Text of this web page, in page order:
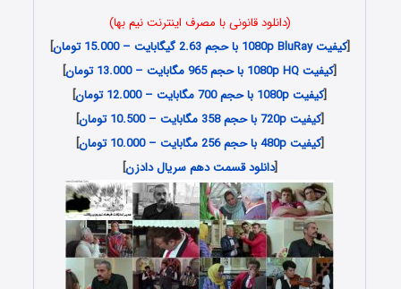
(دانلود قانونی با مصرف اینترنت نیم بها)
[کیفیت 1080p BluRay با حجم 2.63 گیگابایت – 15.000 تومان
]
[کیفیت 1080p HQ با حجم 965 مگابایت – 13.000 تومان
]
[کیفیت 1080p با حجم 700 مگابایت – 12.000 تومان
]
[کیفیت 720p با حجم 358 مگابایت – 10.500 تومان
]
[کیفیت 480p با حجم 256 مگابایت – 10.000 تومان
]
[دانلود قسمت دهم سریال دادزن]